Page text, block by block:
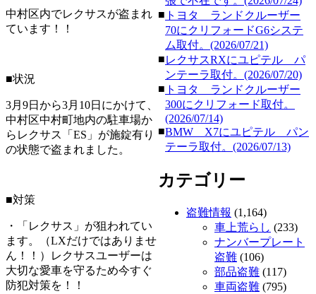
中村区内でレクサスが盗まれ
ています！！
■状況
3月9日から3月10日にかけて、
中村区中村町地内の駐車場か
らレクサス「ES」が施錠有り
の状態で盗まれました。
■対策
・「レクサス」が狙われてい
ます。（LXだけではありませ
ん！！）レクサスユーザーは
大切な愛車を守るため今すぐ
防犯対策を！！
■ トヨタ ランドクルーザー
70にクリフォードG6システ
ム取付。(2026/07/21)
■レクサスRXにユピテル パ
ンテーラ取付。(2026/07/20)
■ トヨタ ランドクルーザー
300にクリフォード取付。
(2026/07/14)
■BMW X7にユピテル パン
テーラ取付。(2026/07/13)
カテゴリー
盗難情報 (1,164)
車上荒らし (233)
ナンバープレート
盗難 (106)
部品盗難 (117)
車両盗難 (795)